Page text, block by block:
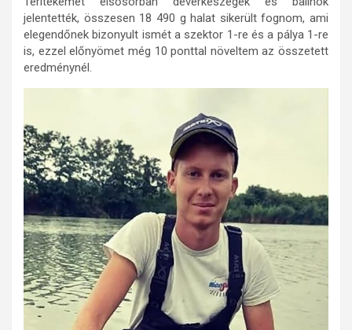
jelentették, összesen 18 490 g halat sikerült fognom, ami
elegendőnek bizonyult ismét a szektor 1-re és a pálya 1-re
is, ezzel előnyömet még 10 ponttal növeltem az összetett
eredménynél.